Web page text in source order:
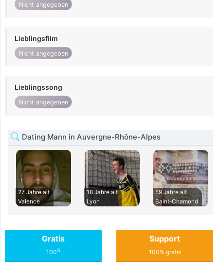
Nicht angegeben
Lieblingsfilm
Nicht angegeben
Lieblingssong
Nicht angegeben
Dating Mann in Auvergne-Rhône-Alpes
27 Jahre alt
Valence
18 Jahre alt
Lyon
59 Jahre alt
Saint-Chamond
Gratis
100%
Support
100% gratis